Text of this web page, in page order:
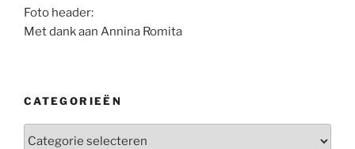
Foto header:
Met dank aan Annina Romita
CATEGORIEËN